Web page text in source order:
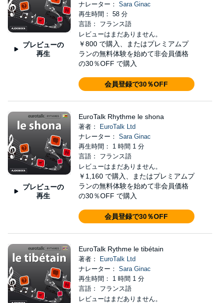
プレビューの
再生
ナレーター： Sara Ginac
再生時間： 58 分
言語： フランス語
レビューはまだありません。
￥800 で購入、またはプレミアムプ
ランの無料体験を始めて非会員価格
の30％OFF で購入
会員登録で30％OFF
プレビューの
再生
EuroTalk Rhythme le shona
著者：
EuroTalk Ltd
ナレーター： Sara Ginac
再生時間： 1 時間 1 分
言語： フランス語
レビューはまだありません。
￥1,160 で購入、またはプレミアムプ
ランの無料体験を始めて非会員価格
の30％OFF で購入
会員登録で30％OFF
EuroTalk Rythme le tibétain
著者：
EuroTalk Ltd
ナレーター： Sara Ginac
再生時間： 1 時間 1 分
言語： フランス語
レビューはまだありません。